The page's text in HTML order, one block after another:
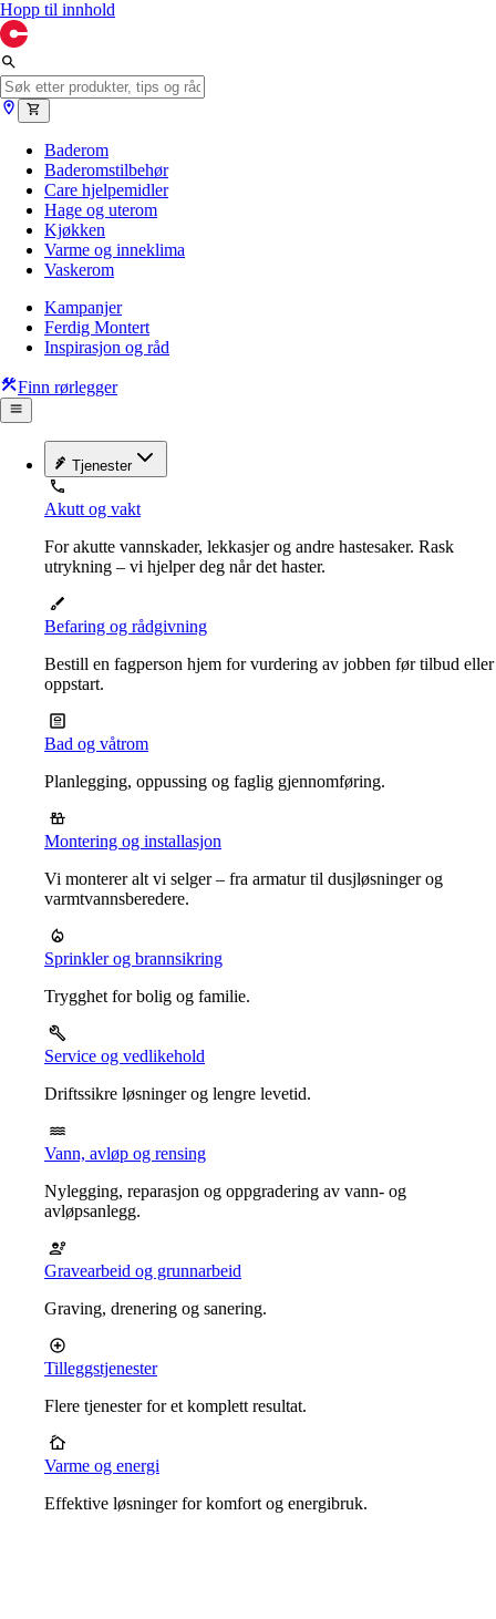
Hopp til innhold
Baderom
Baderomstilbehør
Care hjelpemidler
Hage og uterom
Kjøkken
Varme og inneklima
Vaskerom
Kampanjer
Ferdig Montert
Inspirasjon og råd
Finn rørlegger
Tjenester
Akutt og vakt
For akutte vannskader, lekkasjer og andre hastesaker. Rask
utrykning – vi hjelper deg når det haster.
Befaring og rådgivning
Bestill en fagperson hjem for vurdering av jobben før tilbud eller
oppstart.
Bad og våtrom
Planlegging, oppussing og faglig gjennomføring.
Montering og installasjon
Vi monterer alt vi selger – fra armatur til dusjløsninger og
varmtvannsberedere.
Sprinkler og brannsikring
Trygghet for bolig og familie.
Service og vedlikehold
Driftssikre løsninger og lengre levetid.
Vann, avløp og rensing
Nylegging, reparasjon og oppgradering av vann- og
avløpsanlegg.
Gravearbeid og grunnarbeid
Graving, drenering og sanering.
Tilleggstjenester
Flere tjenester for et komplett resultat.
Varme og energi
Effektive løsninger for komfort og energibruk.